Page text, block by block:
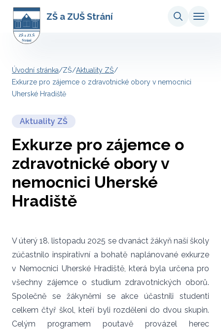
ZŠ a ZUŠ Strání
Úvodní stránka/ZŠ/Aktuality ZŠ/
Exkurze pro zájemce o zdravotnické obory v nemocnici
Uherské Hradiště
Aktuality ZŠ
Exkurze pro zájemce o
zdravotnické obory v
nemocnici Uherské
Hradiště
V úterý 18. listopadu 2025 se dvanáct žákyň naší školy
zúčastnilo inspirativní a bohatě naplánované exkurze
v Nemocnici Uherské Hradiště, která byla určena pro
všechny zájemce o studium zdravotnických oborů.
Společně se žákyněmi se akce účastnili studenti
celkem čtyř škol, kteří byli rozděleni do dvou skupin.
Celým programem poutavě provázel herec